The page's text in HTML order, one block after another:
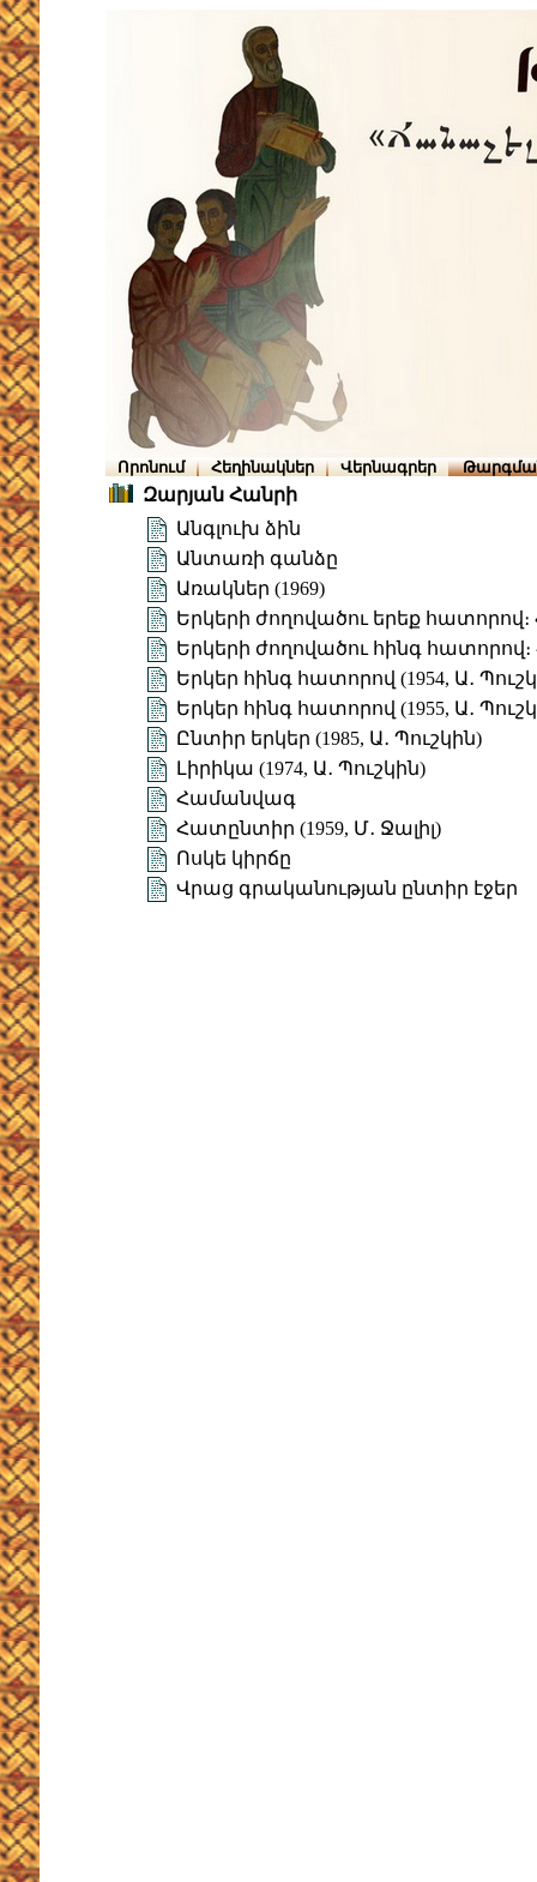
Որոնում Հեղինակներ Վերնագրեր
Զարյան Հանրի
Անգլուխ ձին
Անտառի գանձը
Առակներ (1969)
Երկերի ժողովածու երեք հատորով։
Երկերի ժողովածու հինգ հատորով։
Երկեր հինգ հատորով (1954, Ա․
Երկեր հինգ հատորով (1955, Ա․
Ընտիր երկեր (1985, Ա․ Պուշկին)
Լիրիկա (1974, Ա․ Պուշկին)
Համանվագ
Հատընտիր (1959, Մ․ Ջալիլ)
Ոսկե կիրճը
Վրաց գրականության ընտիր էջեր